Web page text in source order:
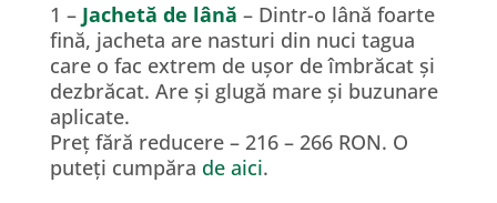
1 – Jachetă de lână – Dintr-o lână foarte
fină, jacheta are nasturi din nuci tagua
care o fac extrem de ușor de îmbrăcat și
dezbrăcat. Are și glugă mare și buzunare
aplicate.
Preț fără reducere – 216 – 266 RON. O
puteți cumpăra de aici.